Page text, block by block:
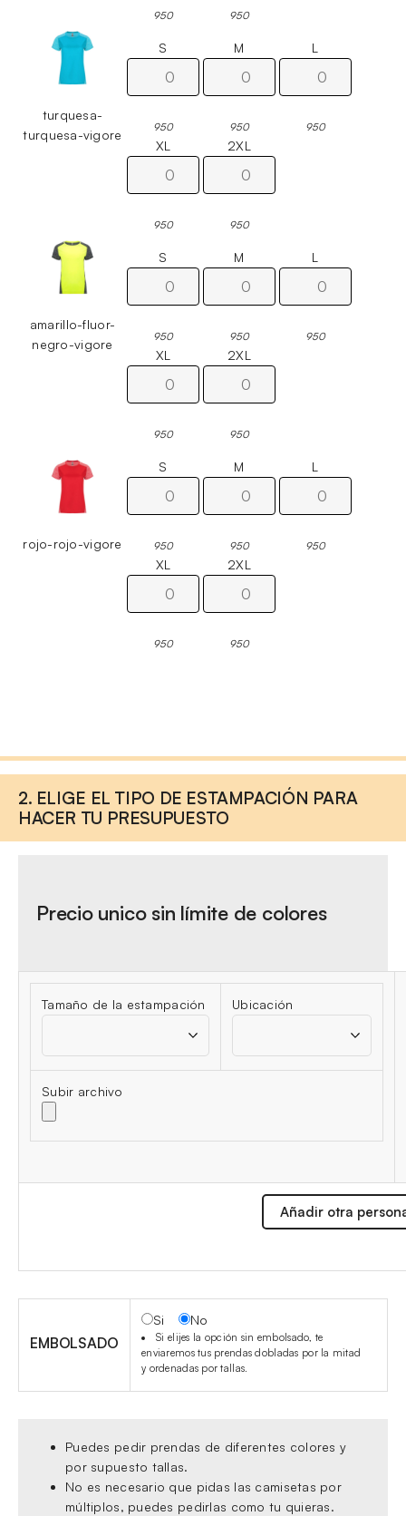
950 950
turquesa-
turquesa-vigore
S
950
M
950
L
950
XL
950
2XL
950
amarillo-fluor-
negro-vigore
S
950
M
950
L
950
XL
950
2XL
950
rojo-rojo-vigore
S
950
M
950
L
950
XL
950
2XL
950
2. ELIGE EL TIPO DE ESTAMPACIÓN PARA
HACER TU PRESUPUESTO
Precio unico sin límite de colores
Tamaño de la estampación Ubicación
Subir archivo
Añadir otra
EMBOLSADO
Si No
Si elijes la opción sin embolsado, te
enviaremos tus prendas dobladas por la mitad
y ordenadas por tallas.
Puedes pedir prendas de diferentes colores y
por supuesto tallas.
No es necesario que pidas las camisetas por
múltiplos, puedes pedirlas como tu quieras.